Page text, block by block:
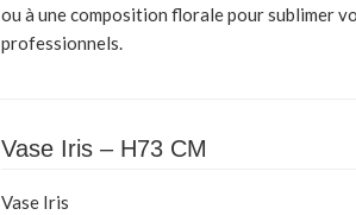
ou à une composition florale pour sublimer
professionnels.
Vase Iris – H73 CM
Vase Iris